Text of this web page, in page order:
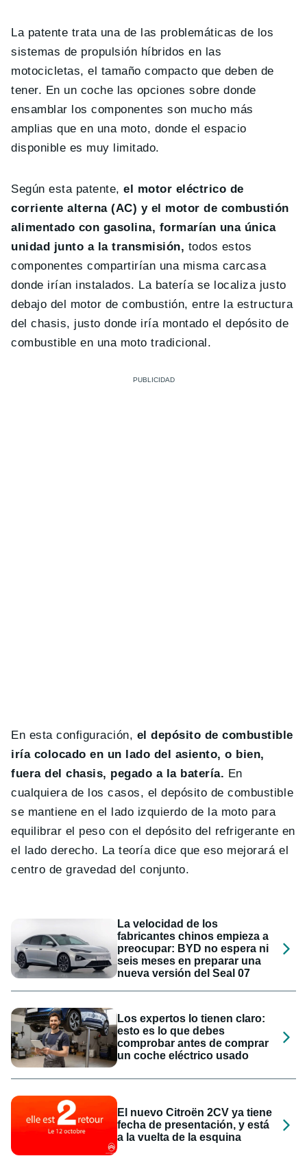
La patente trata una de las problemáticas de los
sistemas de propulsión híbridos en las
motocicletas, el tamaño compacto que deben de
tener. En un coche las opciones sobre donde
ensamblar los componentes son mucho más
amplias que en una moto, donde el espacio
disponible es muy limitado.
Según esta patente,el motor eléctrico de
corriente alterna (AC) y el motor de combustión
alimentado con gasolina, formarían una única
unidad junto a la transmisión, todos estos
componentes compartirían una misma carcasa
donde irían instalados. La batería se localiza justo
debajo del motor de combustión, entre la estructura
del chasis, justo donde iría montado el depósito de
combustible en una moto tradicional.
En esta configuración, el depósito de combustible
iría colocado en un lado del asiento, o bien,
fuera del chasis, pegado a la batería. En
cualquiera de los casos, el depósito de combustible
se mantiene en el lado izquierdo de la moto para
equilibrar el peso con el depósito del refrigerante en
el lado derecho. La teoría dice que eso mejorará el
centro de gravedad del conjunto.
La velocidad de los
fabricantes chinos empieza a
preocupar: BYD no espera ni
seis meses en preparar una
nueva versión del Seal 07
Los expertos lo tienen claro:
esto es lo que debes
comprobar antes de comprar
un coche eléctrico usado
El nuevo Citroën 2CV ya tiene
fecha de presentación, y está
a la vuelta de la esquina